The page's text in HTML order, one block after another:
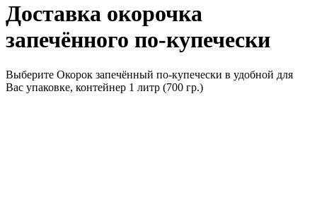
Доставка окорочка
запечённого по-купечески
Выберите Окорок запечённый по-купечески в удобной для
Вас упаковке, контейнер 1 литр (700 гр.)